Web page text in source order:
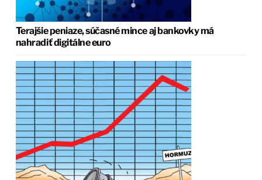
Terajšie peniaze, súčasné mince aj bankovky má
nahradiť digitálne euro